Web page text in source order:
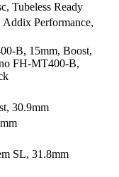
Tubeless Ready
Performance,
B, 15mm, Boost,
FH-MT400-B,
30.9mm
SL, 31.8mm